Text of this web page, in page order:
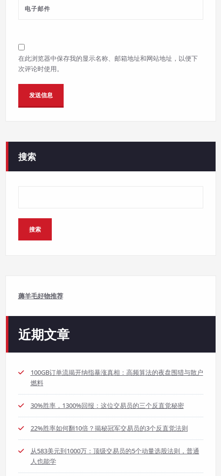
在此浏览器中保存我的显示名称、邮箱地址和网站地址，以便下
次评论时使用。
搜索
搜索
薅羊毛好物推荐
近期文章
100GB订单流揭开纳指暴涨真相：高频算法的夜盘围猎与散户
燃料
30%胜率，1300%回报：这位交易员的三个反直觉秘密
22%胜率如何翻10倍？揭秘冠军交易员的3个反直觉法则
从583美元到1000万：顶级交易员的5个动量选股法则，普通
人也能学